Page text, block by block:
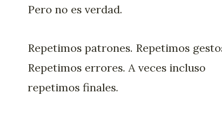
Pero no es verdad.
Repetimos patrones. Repetimos
Repetimos errores. A veces incluso
repetimos finales.